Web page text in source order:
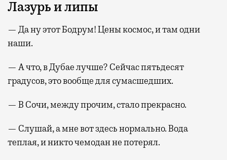
Лазурь и липы
— Да ну этот Бодрум! Цены космос, и там одни
наши.
— А что, в Дубае лучше? Сейчас пятьдесят
градусов, это вообще для сумасшедших.
— В Сочи, между прочим, стало прекрасно.
— Слушай, а мне вот здесь нормально. Вода
теплая, и никто чемодан не потерял.